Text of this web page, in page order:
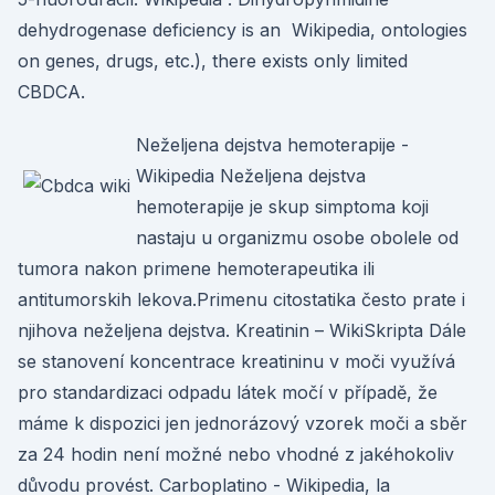
dehydrogenase deficiency is an Wikipedia, ontologies
on genes, drugs, etc.), there exists only limited
CBDCA.
Neželjena dejstva hemoterapije -
Wikipedia Neželjena dejstva
hemoterapije je skup simptoma koji
nastaju u organizmu osobe obolele od
tumora nakon primene hemoterapeutika ili
antitumorskih lekova.Primenu citostatika često prate i
njihova neželjena dejstva. Kreatinin – WikiSkripta Dále
se stanovení koncentrace kreatininu v moči využívá
pro standardizaci odpadu látek močí v případě, že
máme k dispozici jen jednorázový vzorek moči a sběr
za 24 hodin není možné nebo vhodné z jakéhokoliv
důvodu provést. Carboplatino - Wikipedia, la